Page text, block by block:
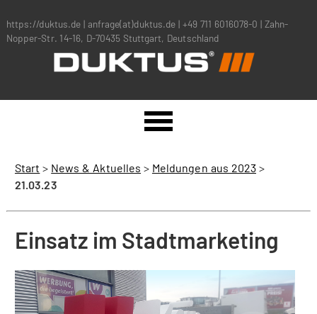
https://duktus.de | anfrage(at)duktus.de | +49 711 6016078-0 | Zahn-
Nopper-Str. 14-16, D-70435 Stuttgart, Deutschland
Start > News & Aktuelles > Meldungen aus 2023>
21.03.23
Einsatz im Stadtmarketing